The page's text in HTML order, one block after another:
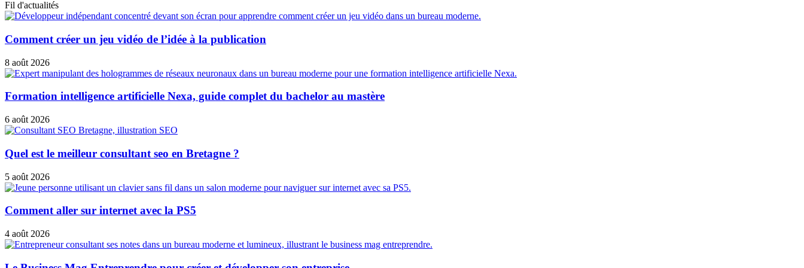
Fil d'actualités
Comment créer un jeu vidéo de l’idée à la publication
8 août 2026
Formation intelligence artificielle Nexa, guide complet du bachelor au mastère
6 août 2026
Quel est le meilleur consultant seo en Bretagne ?
5 août 2026
Comment aller sur internet avec la PS5
4 août 2026